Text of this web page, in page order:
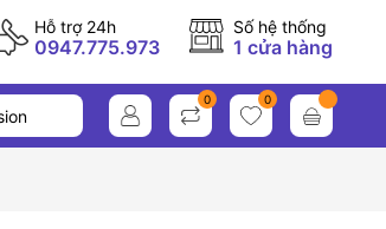
Hỗ trợ 24h
0947.775.973
Số hệ thống
1 cửa hàng
0 0